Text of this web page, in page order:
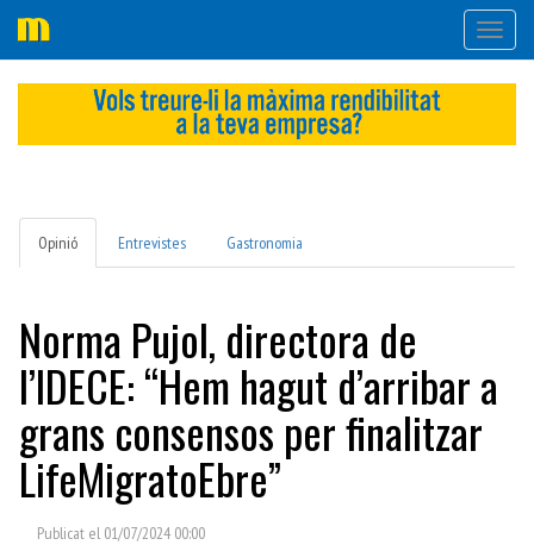
Opinió Entrevistes Gastronomia
Norma Pujol, directora de
l’IDECE: “Hem hagut d’arribar a
grans consensos per finalitzar
LifeMigratoEbre”
Publicat el 01/07/2024 00:00